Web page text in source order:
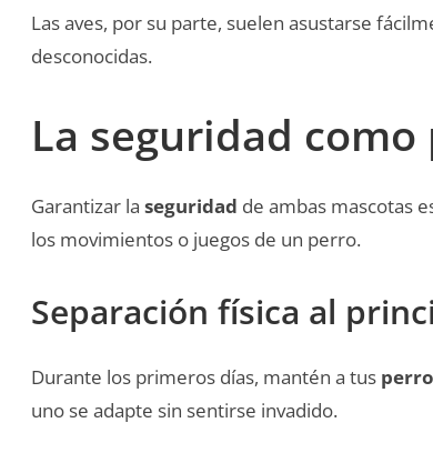
Las aves, por su parte, suelen asustarse
desconocidas.
La seguridad
Garantizar la seguridad de ambas mascotas
los movimientos o juegos de un perro.
Separación física al
Durante los primeros días, mantén a tus
uno se adapte sin sentirse invadido.